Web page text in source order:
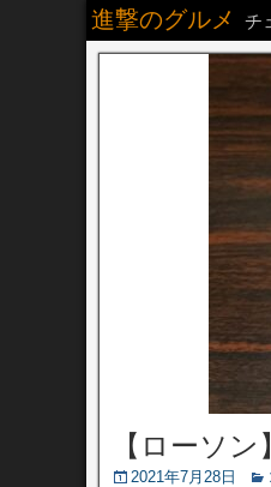
進撃のグルメ チ
【ローソ
2021年7月28日